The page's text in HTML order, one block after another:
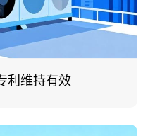
利维持有效